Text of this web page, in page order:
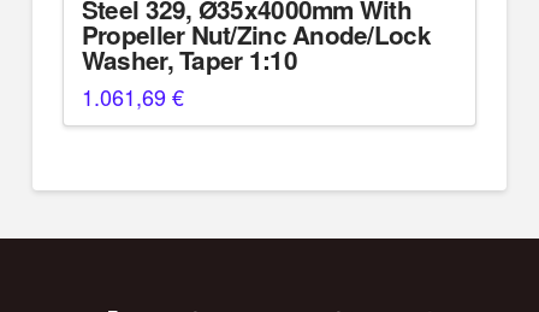
Steel 329, Ø35x4000mm With
Propeller Nut/Zinc Anode/Lock
Washer, Taper 1:10
1.061,69€